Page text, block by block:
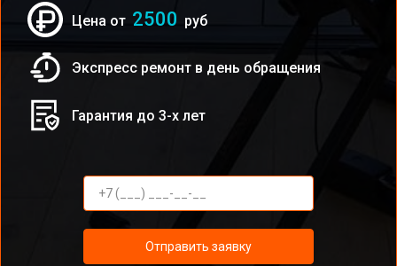
Цена от 2500 руб
Экспресс ремонт в день обращения
Гарантия до 3-х лет
Отправить заявку